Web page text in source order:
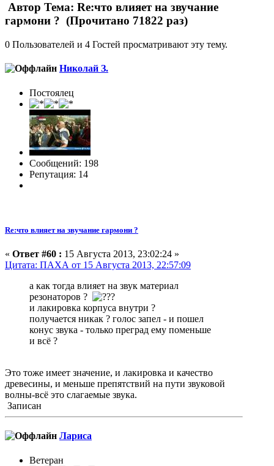
Автор Тема: Re:что влияет на звучание
гармони ? (Прочитано 71822 раз)
0 Пользователей и 4 Гостей просматривают эту тему.
Николай З.
Постоялец
Сообщений: 198
Репутация: 14
Re:что влияет на звучание гармони ?
« Ответ #60 : 15 Августа 2013, 23:02:24 »
Цитата: ПАХА от 15 Августа 2013, 22:57:09
а как тогда влияет на звук материал
резонаторов ?
и лакировка корпуса внутри ?
получается никак ? голос запел - и пошел
конус звука - только преград ему поменьше
и всё ?
Это тоже имеет значение, и лакировка и качество
древесины, и меньше препятствий на пути звуковой
волны-всё это слагаемые звука.
Записан
Лариса
Ветеран